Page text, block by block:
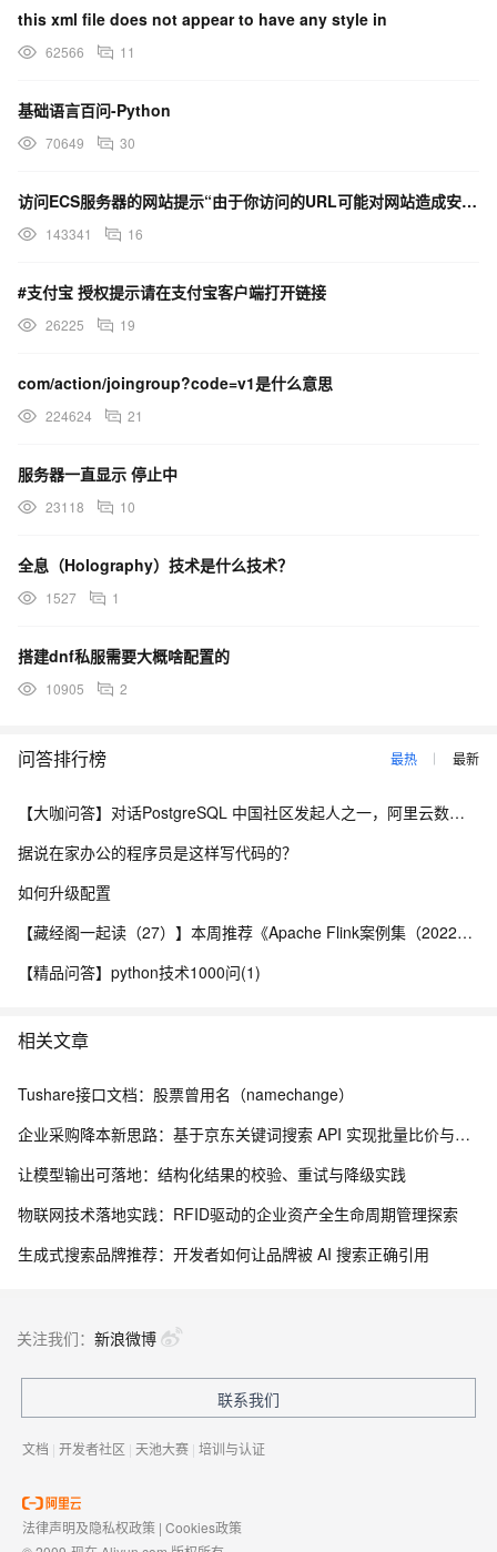
2000年，某国际知名网络厂商曾经发表过一篇文章，称其因为这个
效应一年就损失了20亿美金。至于上述现象产生的原因，简单例子
外包商各下100个订单，看他们谁先做完。等到哪一家做完了，我
就把另外两家的订单取消掉，这是一般的做法，因为要保护自己，
单，而实际需要的只有100个订单。供货商们拿到这300个订单之
的放大效应。我们来看一下供应链管理面临的挑战。其中，最主要
的是四个R，即RightProduct——正确的产品、RightPlace——正
格，它们就是供应链管理要达到的目标。美国曾经做过一个统计，
有1/3的人到商场却买不到想要的东西，因为很多厂商所生产的产
马修提出金字塔概念。金字塔有四个边，第一个是指要有正确数
据。第二个强调库存管理。第三个是预测。很多供应链做得不好，
速度、采购速度、物流速度，还有对客户服务的速度。
供应链并不是今天才出现的，供应链管理一直就存在，只不过
的是物料管理，也就是车间管理部分。那时MRP很好用，因为不需
MRPⅡ。MRPⅡ的最大不同就是加入了产能需求计划。后来，大家发
觉MRPⅡ也不太好用，就把MRPⅡ变形成ERP。现在很多ERP系统，
基本上都是按照MRPⅡ的架构，把一些采购部分，即物流部分放进
等。供应链管理中有一个可怕的恶魔，就是“不确定性”。供应链中问
题的发生都是因为“不确定性”，包括预测错误、交货延迟、机器宕
知道到底需要多少库存，也不知道库存应该放在哪里。处理好“不确
主要的“不确定性”来自供应、制造和市场。导致库存产生的60%的
二、供应链管理的方法
Respond，即看、想和反应。第一个讲的是要有锐利的眼睛，要看
个步骤的先后顺序很重要，一定要先从第一步开始，做完之后才能
进到第二步，最后做第三步。当然，其中最难的就是供应链的执
行。2000年电子商务最热门的时候，大家又谈到一个名词，叫供应
一起来做执行。ERP实际上是供应链管理的第一步。ERP就是由很多
这些循环结合起来就是一个好的ERP系统。第二步是数据同步采集
与实时分析，即B2B、EAI、EIP等。通过B2B的方式，把所有的数据
this xml file does not appear to have any style in
62566 11
基础语言百问-Python
70649 30
访问ECS服务器的网站提示“由于你访问的URL可能对网站造成安全威胁，您的访问被阻断”，这是什么原因？
143341 16
#支付宝 授权提示请在支付宝客户端打开链接
26225 19
com/action/joingroup?code=v1是什么意思
224624 21
服务器一直显示 停止中
23118 10
全息（Holography）技术是什么技术？
1527 1
搭建dnf私服需要大概啥配置的
10905 2
问答排行榜 最热 最新
【大咖问答】对话PostgreSQL 中国社区发起人之一，阿里云数据库高级专家 德哥
据说在家办公的程序员是这样写代码的？
如何升级配置
【藏经阁一起读（27）】本周推荐《Apache Flink案例集（2022版）》，你有哪些心得？
【精品问答】python技术1000问(1)
相关文章
Tushare接口文档：股票曾用名（namechange）
企业采购降本新思路：基于京东关键词搜索 API 实现批量比价与物资寻源
让模型输出可落地：结构化结果的校验、重试与降级实践
物联网技术落地实践：RFID驱动的企业资产全生命周期管理探索
生成式搜索品牌推荐：开发者如何让品牌被 AI 搜索正确引用
关注我们： 新浪微博
联系我们
文档 | 开发者社区 | 天池大赛 | 培训与认证
法律声明及隐私权政策 | Cookies政策